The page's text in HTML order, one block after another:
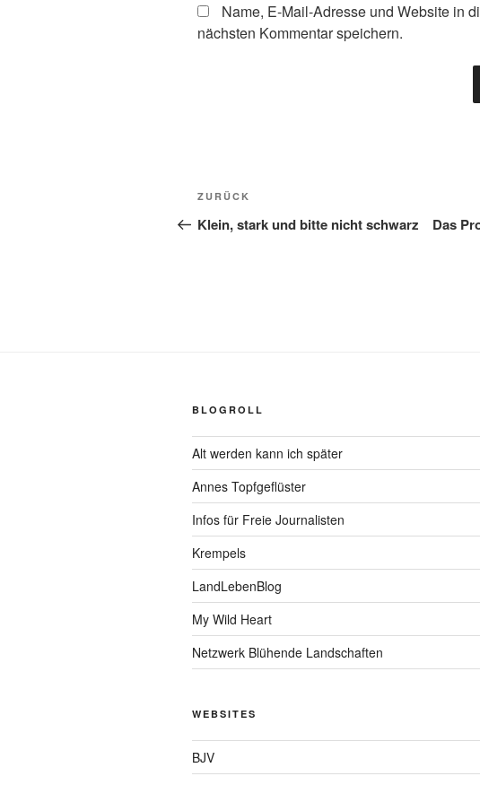
Name, E-Mail-Adresse und Website in
nächsten Kommentar speichern.
Beitragsnavigation
Vorheriger
Beitrag
ZURÜCK
Klein, stark und bitte nicht schwarz
Das
BLOGROLL
Alt werden kann ich später
Annes Topfgeflüster
Infos für Freie Journalisten
Krempels
LandLebenBlog
My Wild Heart
Netzwerk Blühende Landschaften
WEBSITES
BJV